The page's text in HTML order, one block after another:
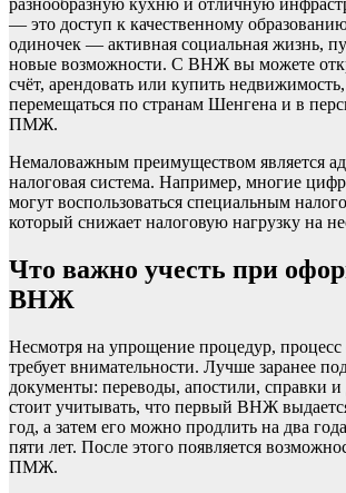
— это доступ к качественному
одиночек — активная социальная жизнь,
новые возможности. С ВНЖ вы можете
счёт, арендовать или купить
перемещаться по странам Шенгена и в
ПМЖ.
Немаловажным преимуществом является
налоговая система. Например, многие
могут воспользоваться специальным
который снижает налоговую нагрузку на
Что важно учесть при
ВНЖ
Несмотря на упрощение процедур,
требует внимательности. Лучше заранее
документы: переводы, апостили, справки
стоит учитывать, что первый ВНЖ
год, а затем его можно продлить на два
пяти лет. После этого появляется
ПМЖ.